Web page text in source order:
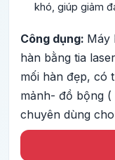
khó, giúp giảm
Công dụng: Máy
hàn bằng tia
mối hàn đẹp, có
mảnh- đồ bộng (
chuyên dùng